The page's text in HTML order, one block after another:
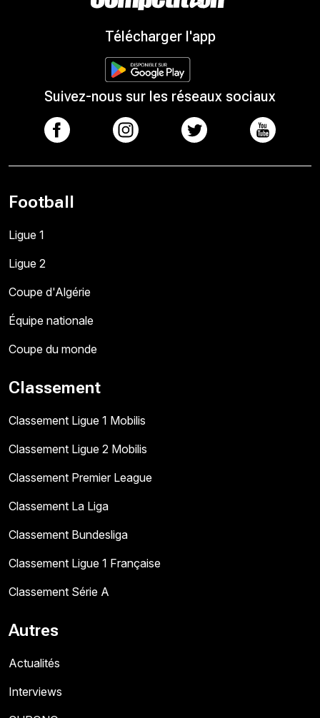
Télécharger l'app
Suivez-nous sur les réseaux sociaux
Football
Ligue 1
Ligue 2
Coupe d'Algérie
Équipe nationale
Coupe du monde
Classement
Classement Ligue 1 Mobilis
Classement Ligue 2 Mobilis
Classement Premier League
Classement La Liga
Classement Bundesliga
Classement Ligue 1 Française
Classement Série A
Autres
Actualités
Interviews